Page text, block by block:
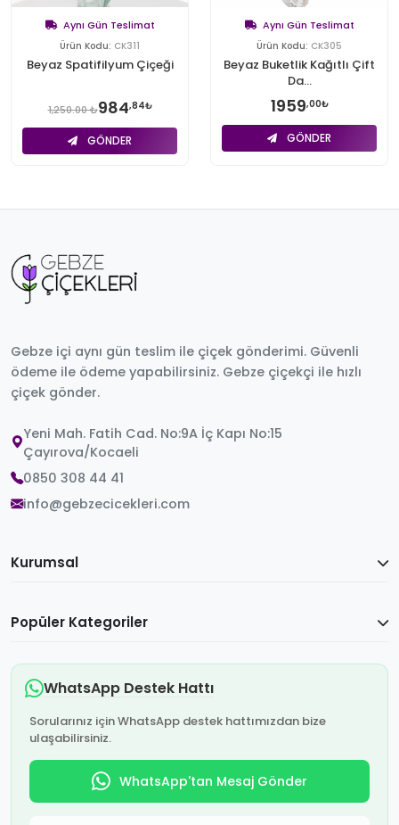
Aynı Gün Teslimat
Ürün Kodu: CK311
Beyaz Spatifilyum Çiçeği
1,250.00 ₺984,84₺
GÖNDER
Aynı Gün Teslimat
Ürün Kodu: CK305
Beyaz Buketlik Kağıtlı Çift
Da...
1959,00₺
GÖNDER
Gebze içi aynı gün teslim ile çiçek gönderimi. Güvenli
ödeme ile ödeme yapabilirsiniz. Gebze çiçekçi ile hızlı
çiçek gönder.
Yeni Mah. Fatih Cad. No:9A İç Kapı No:15
Çayırova/Kocaeli
0850 308 44 41
info@gebzecicekleri.com
Kurumsal
Popüler Kategoriler
WhatsApp Destek Hattı
Sorularınız için WhatsApp destek hattımızdan bize
ulaşabilirsiniz.
WhatsApp'tan Mesaj Gönder